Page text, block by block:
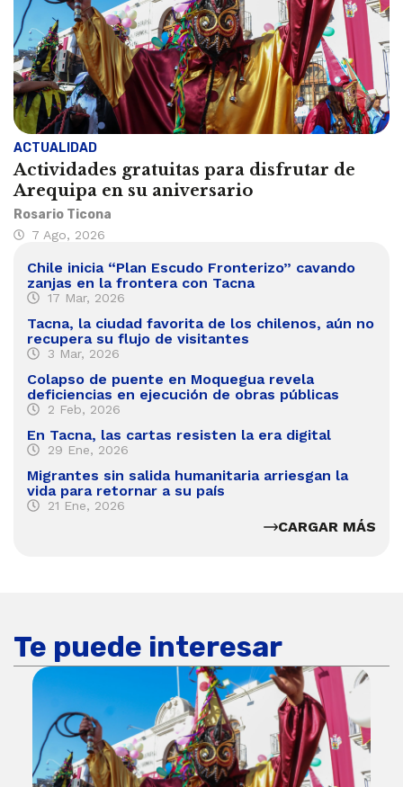
ACTUALIDAD
Actividades gratuitas para disfrutar de
Arequipa en su aniversario
Rosario Ticona
7 Ago, 2026
Chile inicia “Plan Escudo Fronterizo” cavando
zanjas en la frontera con Tacna
17 Mar, 2026
Tacna, la ciudad favorita de los chilenos, aún no
recupera su flujo de visitantes
3 Mar, 2026
Colapso de puente en Moquegua revela
deficiencias en ejecución de obras públicas
2 Feb, 2026
En Tacna, las cartas resisten la era digital
29 Ene, 2026
Migrantes sin salida humanitaria arriesgan la
vida para retornar a su país
21 Ene, 2026
CARGAR MÁS
Te puede interesar